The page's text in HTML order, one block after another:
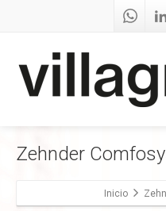
Zehnder
Inicio